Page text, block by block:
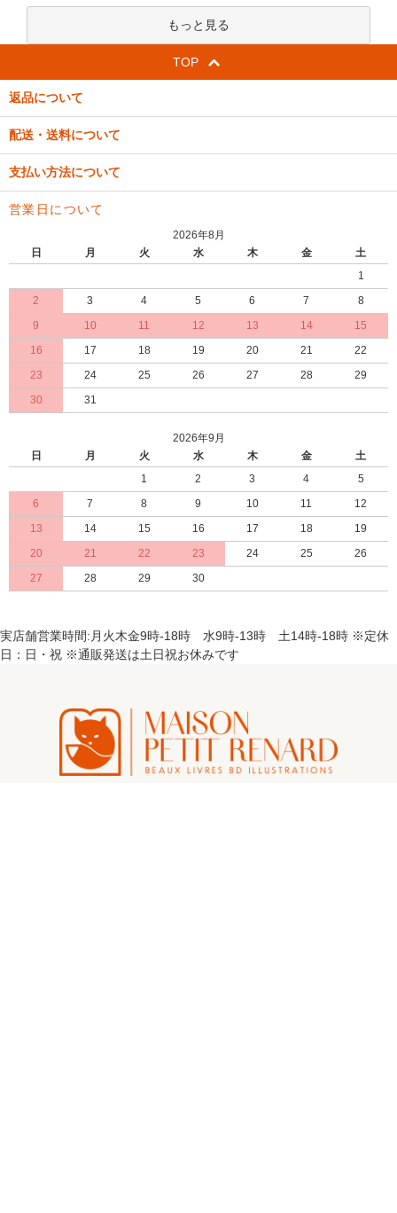
もっと見る
TOP
返品について
配送・送料について
支払い方法について
営業日について
2026年8月
日
月 火 水 木 金
土
1
2
3 4 5 6 7
8
9
10 11 12 13 14
15
16
17 18 19 20 21
22
23
24 25 26 27 28
29
30
31
2026年9月
日
月 火 水 木 金
土
1
2 3 4
5
6
7 8 9 10 11
12
13
14 15 16 17 18
19
20
21 22 23 24 25
26
27
28 29 30
実店舗営業時間:月火木金9時-18時 水9時-13時 土14時-18時 ※定休
日：日・祝 ※通販発送は土日祝お休みです